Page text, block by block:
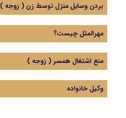
بردن وسایل منزل توسط زن ( زوجه )
مهرالمثل چیست؟
منع اشتغال همسر ( زوجه )
وکیل خانواده